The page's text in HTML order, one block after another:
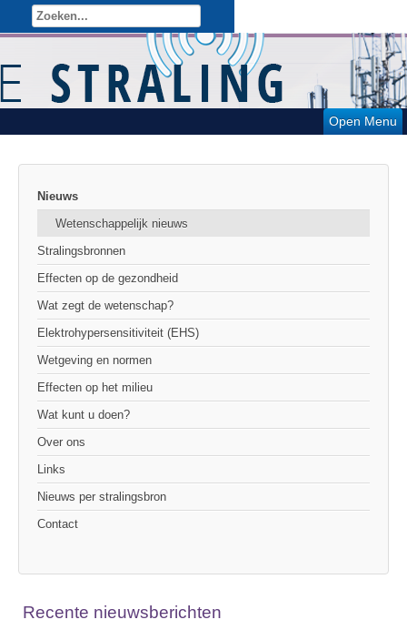
Open Menu
Nieuws
Wetenschappelijk nieuws
Stralingsbronnen
Effecten op de gezondheid
Wat zegt de wetenschap?
Elektrohypersensitiviteit (EHS)
Wetgeving en normen
Effecten op het milieu
Wat kunt u doen?
Over ons
Links
Nieuws per stralingsbron
Contact
Recente nieuwsberichten